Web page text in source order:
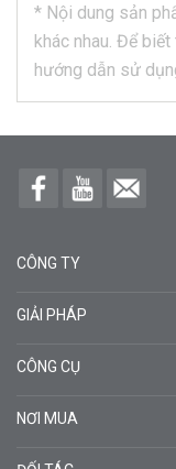
* Nội dung sản
khác nhau. Để biết
hướng dẫn sử
CÔNG TY
GIẢI PHÁP
CÔNG CỤ
NƠI MUA